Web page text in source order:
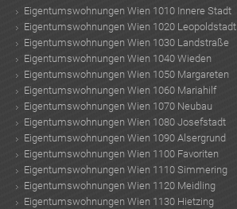
Eigentumswohnungen Wien 1010 Innere Stadt
Eigentumswohnungen Wien 1020 Leopoldstadt
Eigentumswohnungen Wien 1030 Landstraße
Eigentumswohnungen Wien 1040 Wieden
Eigentumswohnungen Wien 1050 Margareten
Eigentumswohnungen Wien 1060 Mariahilf
Eigentumswohnungen Wien 1070 Neubau
Eigentumswohnungen Wien 1080 Josefstadt
Eigentumswohnungen Wien 1090 Alsergrund
Eigentumswohnungen Wien 1100 Favoriten
Eigentumswohnungen Wien 1110 Simmering
Eigentumswohnungen Wien 1120 Meidling
Eigentumswohnungen Wien 1130 Hietzing